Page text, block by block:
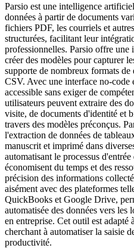
Parsio est une intelligence
données à partir de documents
fichiers PDF, les courriels et
structurées, facilitant leur
professionnelles. Parsio offre une
créer des modèles pour capturer
supporte de nombreux formats
CSV. Avec une interface no-code
accessible sans exiger de
utilisateurs peuvent extraire des
visite, de documents d'identité et
travers des modèles préconçus.
l'extraction de données de
manuscrit et imprimé dans
automatisant le processus
économisent du temps et des
précision des informations
aisément avec des plateformes
QuickBooks et Google Drive,
automatisée des données vers
en entreprise. Cet outil est adapté
cherchant à automatiser la saisie
productivité.